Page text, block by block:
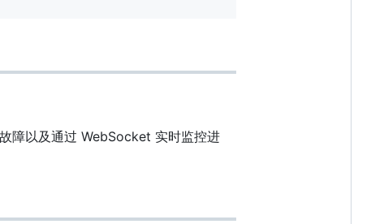
障以及通过 WebSocket 实时监控进